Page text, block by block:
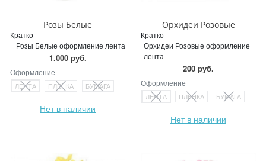
Розы Белые
Кратко
Розы Белые оформление лента
1.000 руб.
Оформление
ЛЕНТА ПЛЕНКА БУМАГА
Нет в наличии
Орхидеи Розовые
Кратко
Орхидеи Розовые оформление
лента
200 руб.
Оформление
ЛЕНТА ПЛЕНКА БУМАГА
Нет в наличии